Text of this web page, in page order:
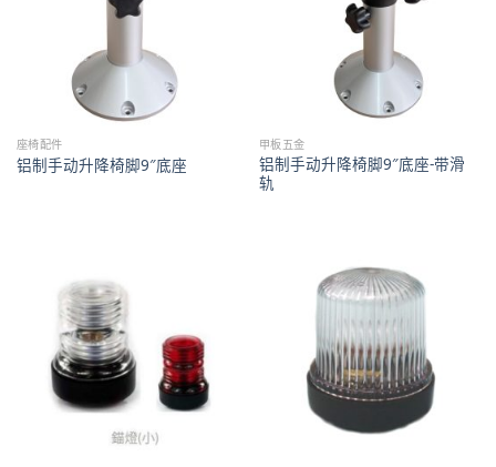
座椅配件
铝制手动升降椅脚9″底座
甲板五金
铝制手动升降椅脚9″底座-带滑
轨